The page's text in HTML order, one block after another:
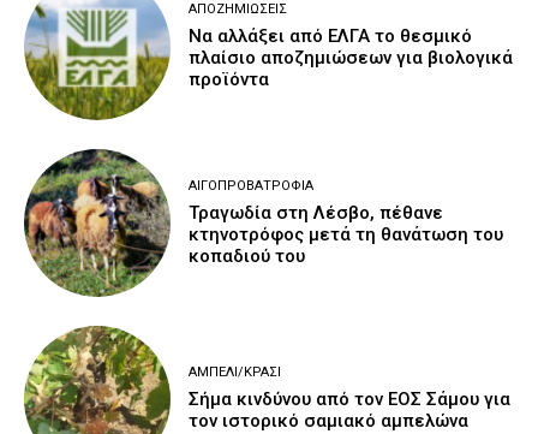
ΑΠΟΖΗΜΙΏΣΕΙΣ
Να αλλάξει από ΕΛΓΑ το θεσμικό
πλαίσιο αποζημιώσεων για βιολογικά
προϊόντα
ΑΙΓΟΠΡΟΒΑΤΡΟΦΊΑ
Τραγωδία στη Λέσβο, πέθανε
κτηνοτρόφος μετά τη θανάτωση του
κοπαδιού του
ΑΜΠΈΛΙ/ΚΡΑΣΊ
Σήμα κινδύνου από τον ΕΟΣ Σάμου για
τον ιστορικό σαμιακό αμπελώνα